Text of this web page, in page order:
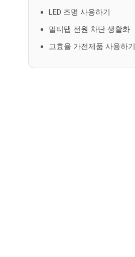
LED 조명 사용하기
멀티탭 전원 차단 생활화
고효율 가전제품 사용하기